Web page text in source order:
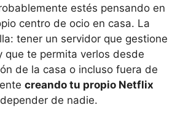
estés pensando en
centro de ocio en casa. La
tener un servidor que gestione
que te permita verlos desde
de la casa o incluso fuera de
creando tu propio Netflix
de nadie.